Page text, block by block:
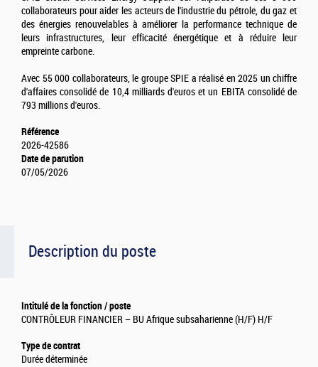
Description du poste
Intitulé de la fonction / poste
CONTRÔLEUR FINANCIER – BU Afrique subsaharienne (H/F) H/F
Type de contrat
Durée déterminée
collaborateurs pour aider les acteurs de l'industrie du pétrole, du gaz et
des énergies renouvelables à améliorer la performance technique de
leurs infrastructures, leur efficacité énergétique et à réduire leur
empreinte carbone.
Avec 55 000 collaborateurs, le groupe SPIE a réalisé en 2025 un chiffre
d'affaires consolidé de 10,4 milliards d'euros et un EBITA consolidé de
793 millions d'euros.
Référence
2026-42586
Date de parution
07/05/2026